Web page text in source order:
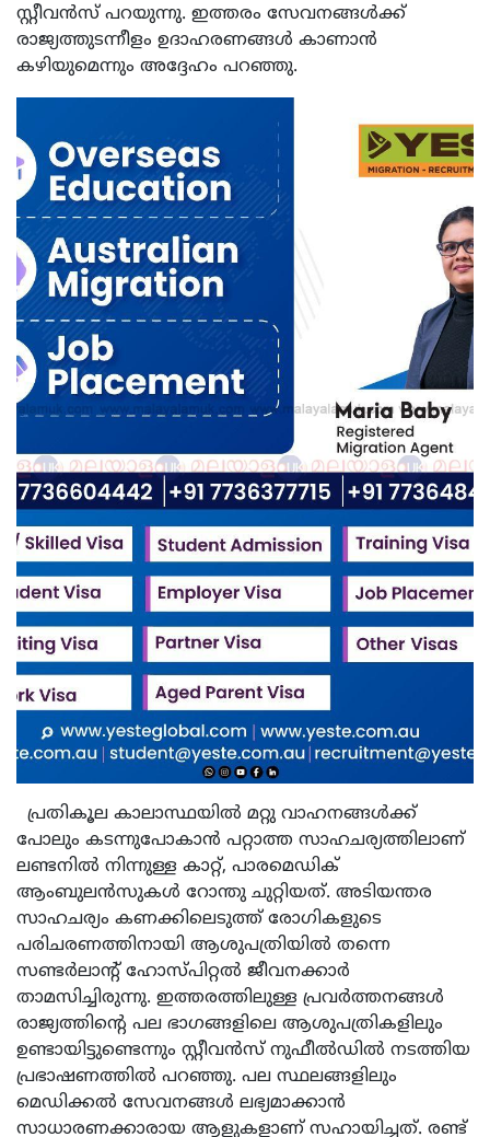
സ്റ്റീവന്‍സ് പറയുന്നു. ഇത്തരം സേവനങ്ങള്‍ക്ക്
രാജ്യത്തുടന്നീളം ഉദാഹരണങ്ങള്‍ കാണാന്‍
കഴിയുമെന്നും അദ്ദേഹം പറഞ്ഞു.
പ്രതികൂല കാലാസ്ഥയില്‍ മറ്റു വാഹനങ്ങള്‍ക്ക്
പോലും കടന്നുപോകാന്‍ പറ്റാത്ത സാഹചര്യത്തിലാണ്
ലണ്ടനില്‍ നിന്നുള്ള കാറ്റ്, പാരമെഡിക്
ആംബുലന്‍സുകള്‍ റോന്തു ചുറ്റിയത്. അടിയന്തര
സാഹചര്യം കണക്കിലെടുത്ത് രോഗികളുടെ
പരിചരണത്തിനായി ആശുപത്രിയില്‍ തന്നെ
സണ്ടര്‍ലാന്റ് ഹോസ്പിറ്റല്‍ ജീവനക്കാര്‍
താമസിച്ചിരുന്നു. ഇത്തരത്തിലുള്ള പ്രവര്‍ത്തനങ്ങള്‍
രാജ്യത്തിന്റെ പല ഭാഗങ്ങളിലെ ആശുപത്രികളിലും
ഉണ്ടായിട്ടുണ്ടെന്നും സ്റ്റീവന്‍സ് നുഫീല്‍ഡില്‍ നടത്തിയ
പ്രഭാഷണത്തില്‍ പറഞ്ഞു. പല സ്ഥലങ്ങളിലും
മെഡിക്കല്‍ സേവനങ്ങള്‍ ലഭ്യമാക്കാന്‍
സാധാരണക്കാരായ ആളുകളാണ് സഹായിച്ചത്. രണ്ട്